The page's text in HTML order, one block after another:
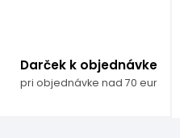
Darček k objednávke
pri objednávke nad 70 eur